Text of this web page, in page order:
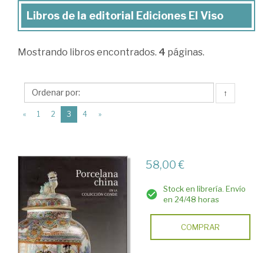
Libros
la
Ediciones
El
Libros de la editorial Ediciones El Viso
Mostrando libros encontrados. 4 páginas.
↑
« 1 2 3 (current)
4 »
58,00 €
Stock en librería. Envío
en 24/48 horas
COMPRAR